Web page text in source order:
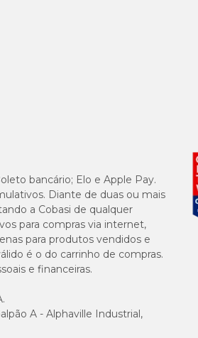
bancário; Elo e Apple Pay.
Diante de duas ou mais
a Cobasi de qualquer
para compras via internet,
para produtos vendidos e
é o do carrinho de compras.
e financeiras.
A - Alphaville Industrial,